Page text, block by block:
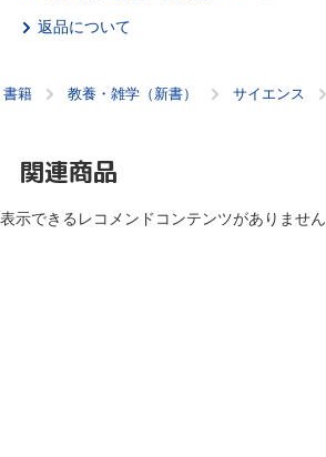
返品について
書籍 教養・雑学（新書） サイエンス
関連商品
表示できるレコメンドコンテンツがありません